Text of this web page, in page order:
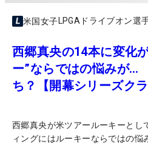
米国女子LPGAドライブオン選
西郷真央の14本に変化
ー”ならではの悩みが…
ち？【開幕シリーズク
西郷真央が米ツアールーキーとし
ィングにはルーキーならではの悩